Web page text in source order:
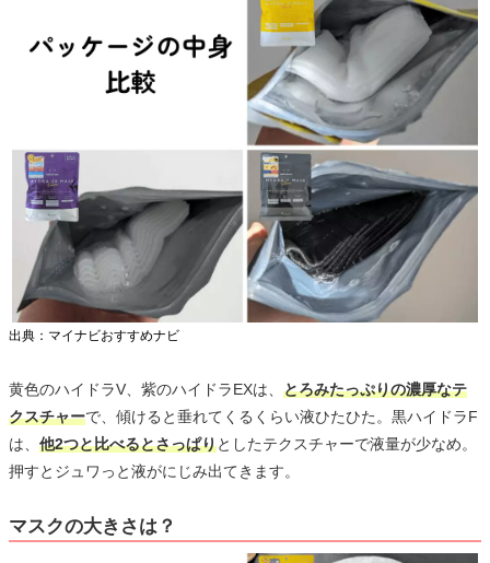
出典：マイナビおすすめナビ
黄色のハイドラV、紫のハイドラEXは、 とろみたっぷりの濃厚なテ
クスチャーで、傾けると垂れてくるくらい液ひたひた。黒ハイドラF
は、 他2つと比べるとさっぱりとしたテクスチャーで液量が少なめ。
押すとジュワっと液がにじみ出てきます。
マスクの大きさは？